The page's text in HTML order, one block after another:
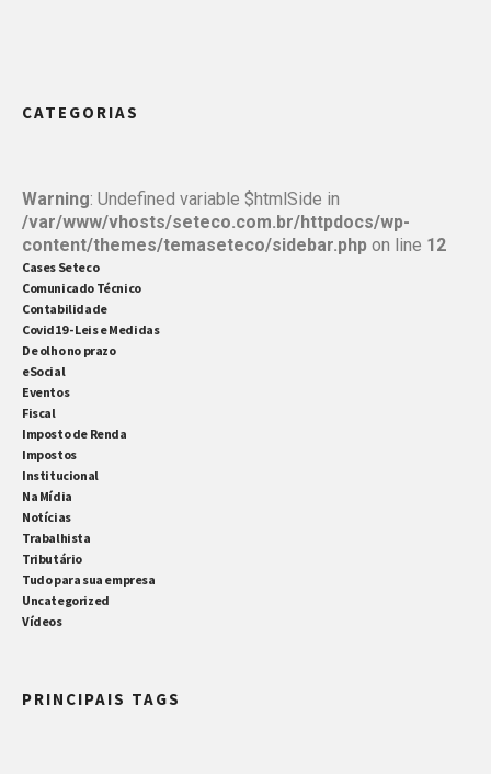
CATEGORIAS
Warning: Undefined variable $htmlSide in
/var/www/vhosts/seteco.com.br/httpdocs/wp-
content/themes/temaseteco/sidebar.php on line 12
Cases Seteco
Comunicado Técnico
Contabilidade
Covid19 - Leis e Medidas
De olho no prazo
eSocial
Eventos
Fiscal
Imposto de Renda
Impostos
Institucional
Na Mídia
Notícias
Trabalhista
Tributário
Tudo para sua empresa
Uncategorized
Vídeos
PRINCIPAIS TAGS